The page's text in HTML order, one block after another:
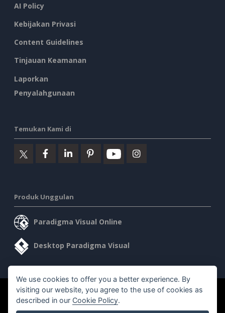
AI Policy
Kebijakan Privasi
Content Guidelines
Tinjauan Keamanan
Laporkan
Penyalahgunaan
Temukan Kami di
Produk Unggulan
Paradigma Visual Online
Desktop Paradigma Visual
©2026 by Visual Paradigm. Semua hak cipta dilindungi undang-
undang.
We use cookies to offer you a better experience. By
visiting our website, you agree to the use of cookies as
described in our Cookie Policy.